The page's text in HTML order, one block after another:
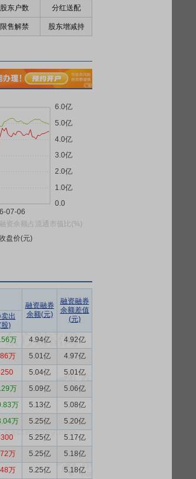
股东户数 分红送配
限售解禁 股东增减持
融资融券
余额(元)
融资融券
余额差值
(元)
出
股)
万 4.94亿
4.92亿
万 5.01亿
4.97亿
5.04亿
5.01亿
万 5.09亿
5.06亿
万 5.13亿
5.08亿
万 5.25亿
5.20亿
5.25亿
5.17亿
万 5.25亿
5.18亿
万 5.25亿
5.18亿